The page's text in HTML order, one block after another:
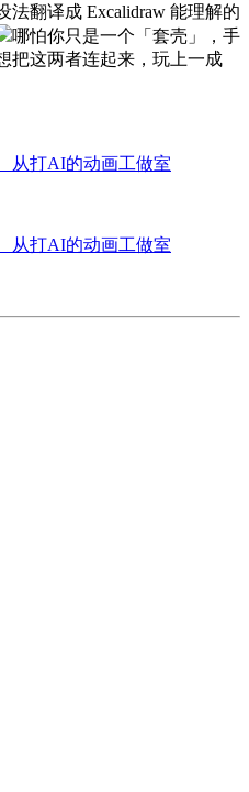
翻译成 Excalidraw 能理解的
哪怕你只是一个「套壳」，手
把这两者连起来，玩上一成
从打AI的动画工做室
从打AI的动画工做室